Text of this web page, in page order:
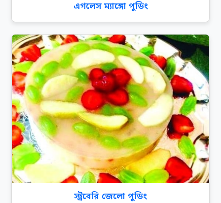
এগলেস ম্যাঙ্গো পুডিং
স্ট্রবেরি জেলো পুডিং